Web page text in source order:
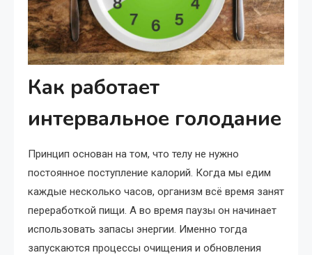
Как работает
интервальное голодание
Принцип основан на том, что телу не нужно
постоянное поступление калорий. Когда мы едим
каждые несколько часов, организм всё время занят
переработкой пищи. А во время паузы он начинает
использовать запасы энергии. Именно тогда
запускаются процессы очищения и обновления